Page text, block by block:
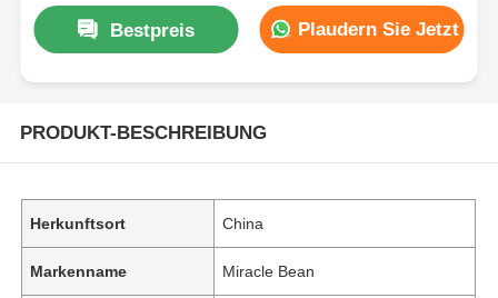
Bestpreis Plaudern Sie Jetzt
PRODUKT-BESCHREIBUNG
Herkunftsort China
Markenname Miracle Bean